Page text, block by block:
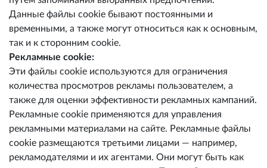
Данные файлы cookie бывают постоянными и
временными, а также могут относиться как к основным,
так и к сторонним cookie.
Рекламные cookie:
Эти файлы cookie используются для ограничения
количества просмотров рекламы пользователем, а
также для оценки эффективности рекламных кампаний.
Рекламные cookie применяются для управления
рекламными материалами на сайте. Рекламные файлы
cookie размещаются третьими лицами — например,
рекламодателями и их агентами. Они могут быть как